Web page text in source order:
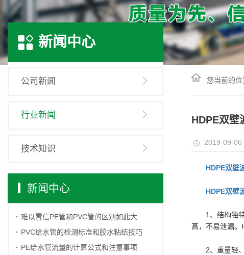
新闻中心
公司新闻
行业新闻
技术知识
新闻中心
难以置信PE管和PVC管的区别如此大
PVC给水管的检测标准和胶水粘结技巧
PE给水管流量的计算公式和注意事项
您当前的位
HDPE双壁
2019-09-06
HDPE双壁
HDPE双壁
1、结构独
高，不易泄漏。
2、重量轻